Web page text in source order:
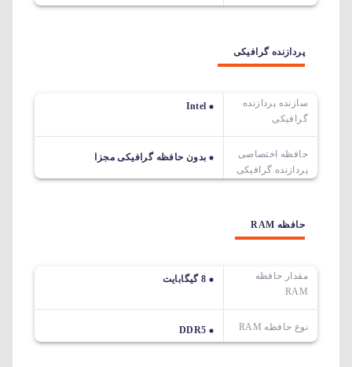
پردازنده گرافیکی
سازنده پردازنده
گرافیکی
Intel
حافظه اختصاصی
پردازنده گرافیکی
بدون حافظه گرافیکی مجزا
حافظه RAM
مقدار حافظه
RAM
8 گیگابایت
نوع حافظه RAM DDR5